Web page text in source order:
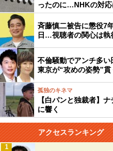
ったのに…NHKの対応
斉藤慎二被告に懲役7
日…視聴者の関心は執
不倫騒動でアンチ多
東京が“攻めの姿勢”
孤独のキネマ
【白パンと独裁者】
に響く
アクセスランキング
1